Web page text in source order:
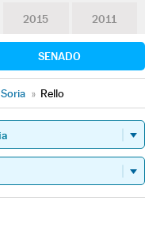
2015 2011
SENADO
Soria » Rello